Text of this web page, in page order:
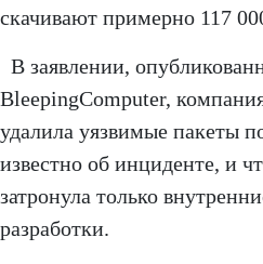
скачивают примерно 117
В заявлении,
BleepingComputer,
удалила уязвимые пакеты
известно об инциденте, и
затронула только
разработки.